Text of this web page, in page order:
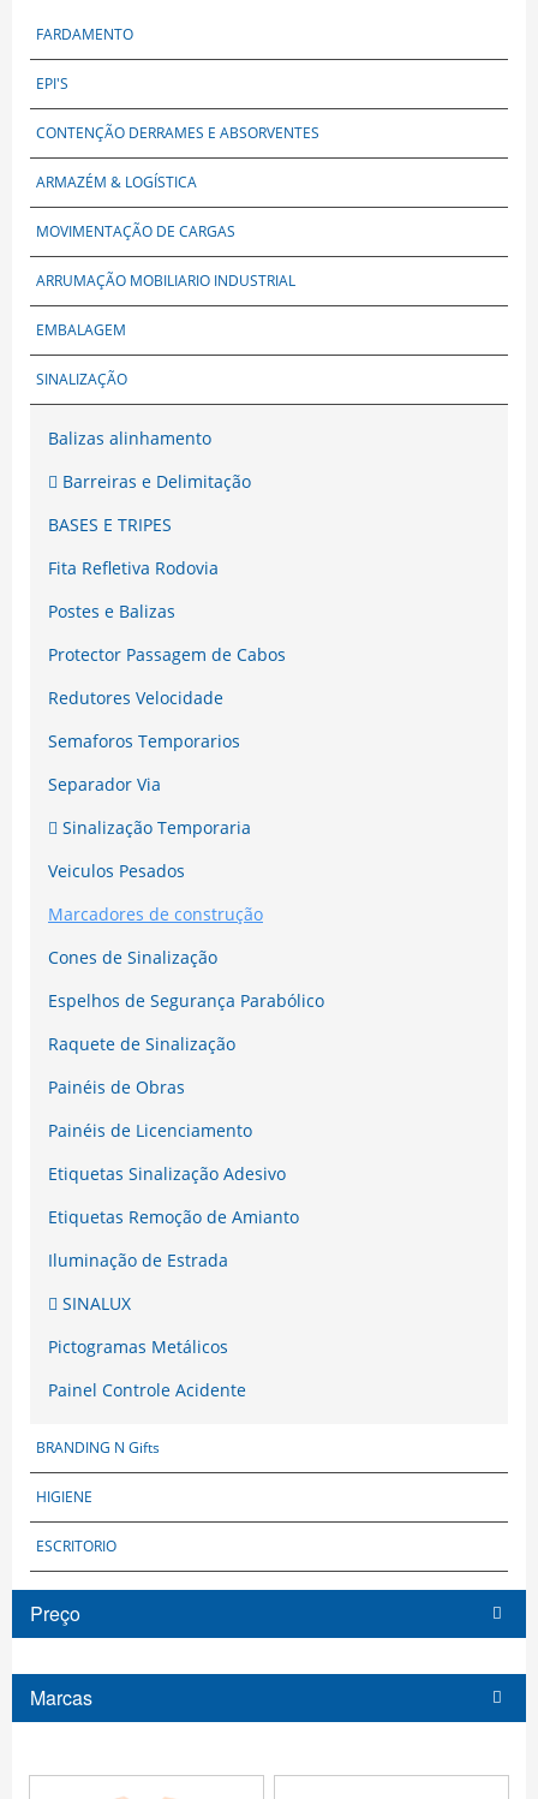
FARDAMENTO
EPI'S
CONTENÇÃO DERRAMES E ABSORVENTES
ARMAZÉM & LOGÍSTICA
MOVIMENTAÇÃO DE CARGAS
ARRUMAÇÃO MOBILIARIO INDUSTRIAL
EMBALAGEM
SINALIZAÇÃO
Balizas alinhamento
Barreiras e Delimitação
BASES E TRIPES
Fita Refletiva Rodovia
Postes e Balizas
Protector Passagem de Cabos
Redutores Velocidade
Semaforos Temporarios
Separador Via
Sinalização Temporaria
Veiculos Pesados
Marcadores de construção
Cones de Sinalização
Espelhos de Segurança Parabólico
Raquete de Sinalização
Painéis de Obras
Painéis de Licenciamento
Etiquetas Sinalização Adesivo
Etiquetas Remoção de Amianto
Iluminação de Estrada
SINALUX
Pictogramas Metálicos
Painel Controle Acidente
BRANDING N Gifts
HIGIENE
ESCRITORIO
Preço
Marcas